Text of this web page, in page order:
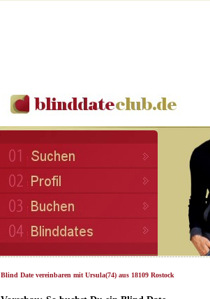
Blind Date vereinbaren mit Ursula(74) aus 18109 Rostock